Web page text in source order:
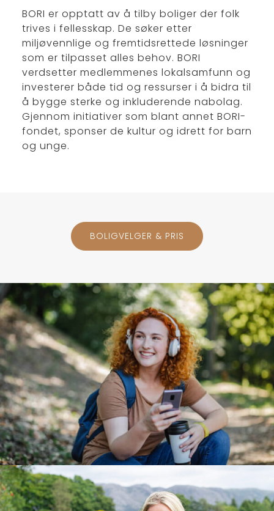
BORI er opptatt av å tilby boliger der folk
trives i fellesskap. De søker etter
miljøvennlige og fremtidsrettede løsninger
som er tilpasset alles behov. BORI
verdsetter medlemmenes lokalsamfunn og
investerer både tid og ressurser i å bidra til
å bygge sterke og inkluderende nabolag.
Gjennom initiativer som blant annet BORI-
fondet, sponser de kultur og idrett for barn
og unge.
BOLIGVELGER & PRIS